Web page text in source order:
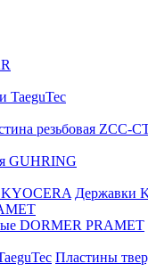
TaeguTec
резьбовая ZCC-
GUHRING
KYOCERA Державки
DORMER PRAMET
Пластины